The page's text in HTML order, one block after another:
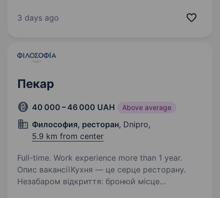
Бажання розвивати свої навички
3 days ago
Пекар
40 000 – 46 000 UAH Above average
Философия, ресторан, Dnipro,
5.9 km from center
Full-time. Work experience more than 1 year.
Опис вакансіїКухня — це серце ресторану.
Незабаром відкриття: бронюй місце